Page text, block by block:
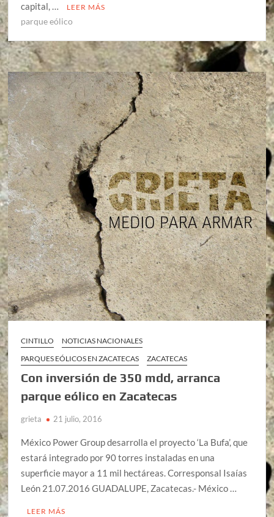
capital, … LEER MÁS
parque eólico
CINTILLO
NOTICIAS NACIONALES
PARQUES EÓLICOS EN ZACATECAS
ZACATECAS
Con inversión de 350 mdd, arranca
parque eólico en Zacatecas
grieta 21 julio, 2016
México Power Group desarrolla el proyecto ‘La Bufa’, que
estará integrado por 90 torres instaladas en una
superficie mayor a 11 mil hectáreas. Corresponsal Isaías
León 21.07.2016 GUADALUPE, Zacatecas.- México …
LEER MÁS